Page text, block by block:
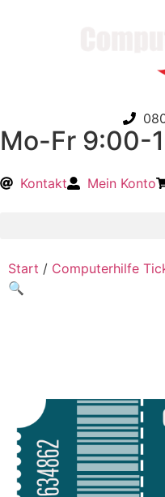
Mo-Fr 9:00-
Kontakt Mein Konto
Start / Computerhilfe
🔍